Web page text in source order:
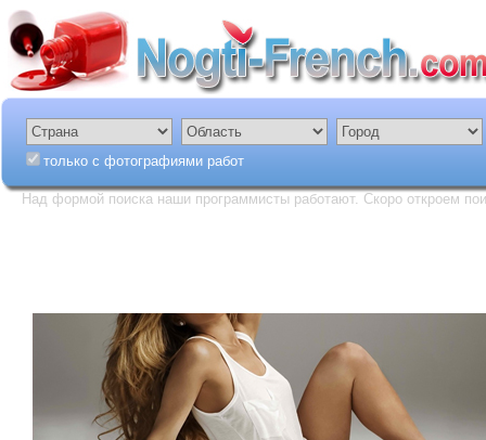
только с фотографиями работ
Над формой поиска наши программисты работают. Скоро откроем